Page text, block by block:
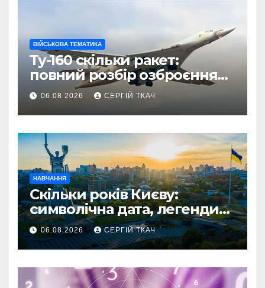
ВІЙСЬКОВА ТЕМАТИКА
Ту-160 скільки ракет:
повний розбір озброєння
стратегічного
бомбардувальника
06.08.2026 СЕРГІЙ ТКАЧ
НАВЧАННЯ
Скільки років Києву:
символічна дата, легенди
та те, що кажуть історики
06.08.2026 СЕРГІЙ ТКАЧ